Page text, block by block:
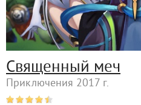
Священный меч
Приключения 2017 г.